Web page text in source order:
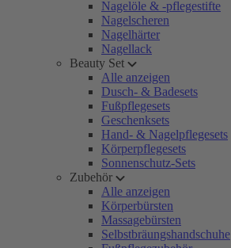
Nagelöle & -pflegestifte
Nagelscheren
Nagelhärter
Nagellack
Beauty Set
Alle anzeigen
Dusch- & Badesets
Fußpflegesets
Geschenksets
Hand- & Nagelpflegesets
Körperpflegesets
Sonnenschutz-Sets
Zubehör
Alle anzeigen
Körperbürsten
Massagebürsten
Selbstbräungshandschuhe